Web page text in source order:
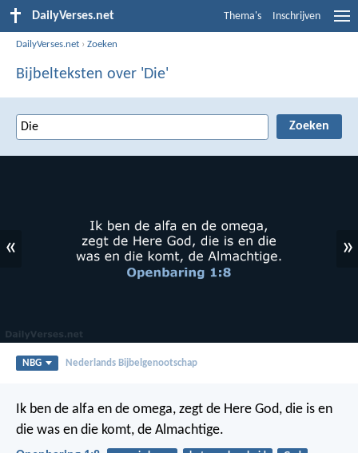
DailyVerses.net Thema's Inschrijven
DailyVerses.net ›Zoeken
Bijbelteksten over 'Die'
« »
NBG Nederlands Bijbelgenootschap
Ik ben de alfa en de omega, zegt de Here God, die is en
die was en die komt, de Almachtige.